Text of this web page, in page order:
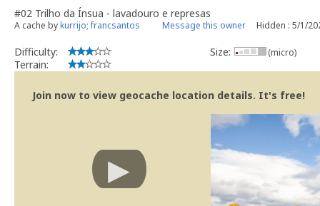
#02 Trilho da Ínsua - lavadouro e represas
A cache bykurrijo; francsantos Message this owner Hidden : 5/1/
Difficulty:
Terrain:
Size: (micro)
Join now to view geocache location details. It's free!